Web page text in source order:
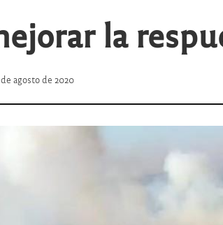
la
agosto de 2020